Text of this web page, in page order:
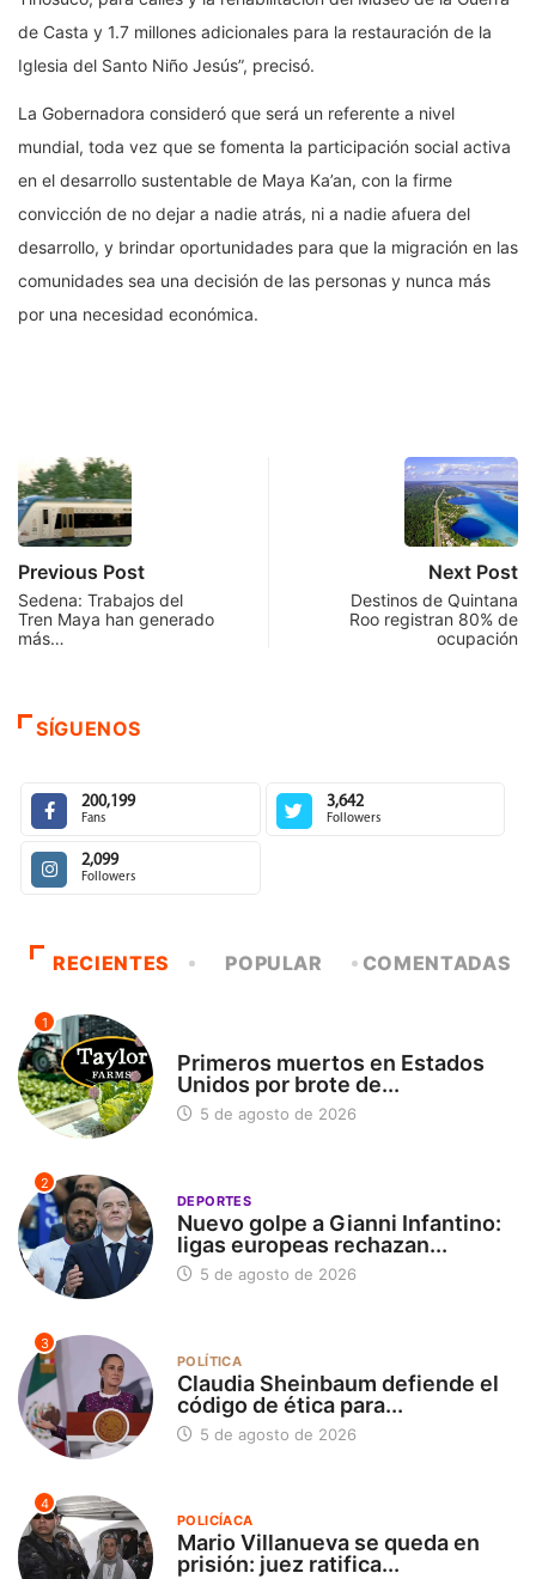
de Casta y 1.7 millones adicionales para la restauración de la
Iglesia del Santo Niño Jesús”, precisó.
La Gobernadora consideró que será un referente a nivel
mundial, toda vez que se fomenta la participación social activa
en el desarrollo sustentable de Maya Ka’an, con la firme
convicción de no dejar a nadie atrás, ni a nadie afuera del
desarrollo, y brindar oportunidades para que la migración en las
comunidades sea una decisión de las personas y nunca más
por una necesidad económica.
Previous Post
Sedena: Trabajos del
Tren Maya han generado
más…
Next Post
Destinos de Quintana
Roo registran 80% de
ocupación
SÍGUENOS
200,199
Fans
3,642
Followers
2,099
Followers
RECIENTES POPULAR COMENTADAS
1
Primeros muertos en Estados
Unidos por brote de...
5 de agosto de 2026
2
DEPORTES
Nuevo golpe a Gianni Infantino:
ligas europeas rechazan...
5 de agosto de 2026
3
POLÍTICA
Claudia Sheinbaum defiende el
código de ética para...
5 de agosto de 2026
4
POLICÍACA
Mario Villanueva se queda en
prisión: juez ratifica...